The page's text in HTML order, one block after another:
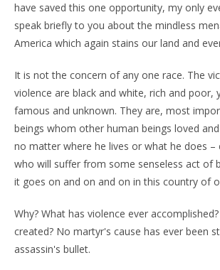
have saved this one opportunity, my only
speak briefly to you about the mindless
America which again stains our land and
It is not the concern of any one race. The
violence are black and white, rich and poor,
famous and unknown. They are, most
beings whom other human beings loved
no matter where he lives or what he does –
who will suffer from some senseless act of
it goes on and on and on in this country of
Why? What has violence ever
created? No martyr's cause has ever been
assassin's bullet.